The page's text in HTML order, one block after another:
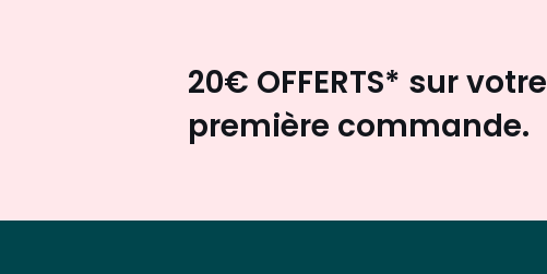
20€ OFFERTS* sur votre
première commande.